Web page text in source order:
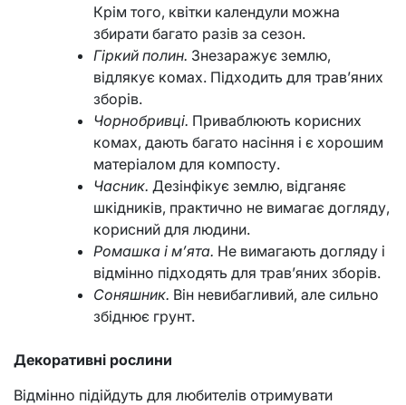
Крім того, квітки календули можна
збирати багато разів за сезон.
Гіркий полин. Знезаражує землю,
відлякує комах. Підходить для трав’яних
зборів.
Чорнобривці. Приваблюють корисних
комах, дають багато насіння і є хорошим
матеріалом для компосту.
Часник. Дезінфікує землю, відганяє
шкідників, практично не вимагає догляду,
корисний для людини.
Ромашка і м’ята. Не вимагають догляду і
відмінно підходять для трав’яних зборів.
Соняшник. Він невибагливий, але сильно
збіднює грунт.
Декоративні рослини
Відмінно підійдуть для любителів отримувати